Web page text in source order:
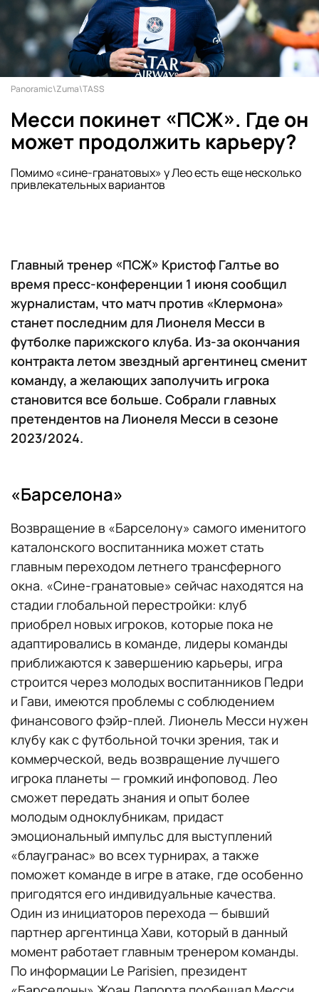
Panoramic\Zuma\TASS
Месси покинет «ПСЖ». Где он
может продолжить карьеру?
Помимо «сине-гранатовых» у Лео есть еще несколько
привлекательных вариантов
Главный тренер «ПСЖ» Кристоф Галтье во
время пресс-конференции 1 июня сообщил
журналистам, что матч против «Клермона»
станет последним для Лионеля Месси в
футболке парижского клуба. Из-за окончания
контракта летом звездный аргентинец сменит
команду, а желающих заполучить игрока
становится все больше. Собрали главных
претендентов на Лионеля Месси в сезоне
2023/2024.
«Барселона»
Возвращение в «Барселону» самого именитого
каталонского воспитанника может стать
главным переходом летнего трансферного
окна. «Сине-гранатовые» сейчас находятся на
стадии глобальной перестройки: клуб
приобрел новых игроков, которые пока не
адаптировались в команде, лидеры команды
приближаются к завершению карьеры, игра
строится через молодых воспитанников Педри
и Гави, имеются проблемы с соблюдением
финансового фэйр-плей. Лионель Месси нужен
клубу как с футбольной точки зрения, так и
коммерческой, ведь возвращение лучшего
игрока планеты — громкий инфоповод. Лео
сможет передать знания и опыт более
молодым одноклубникам, придаст
эмоциональный импульс для выступлений
«блаугранас» во всех турнирах, а также
поможет команде в игре в атаке, где особенно
пригодятся его индивидуальные качества.
Один из инициаторов перехода — бывший
партнер аргентинца Хави, который в данный
момент работает главным тренером команды.
По информации Le Parisien, президент